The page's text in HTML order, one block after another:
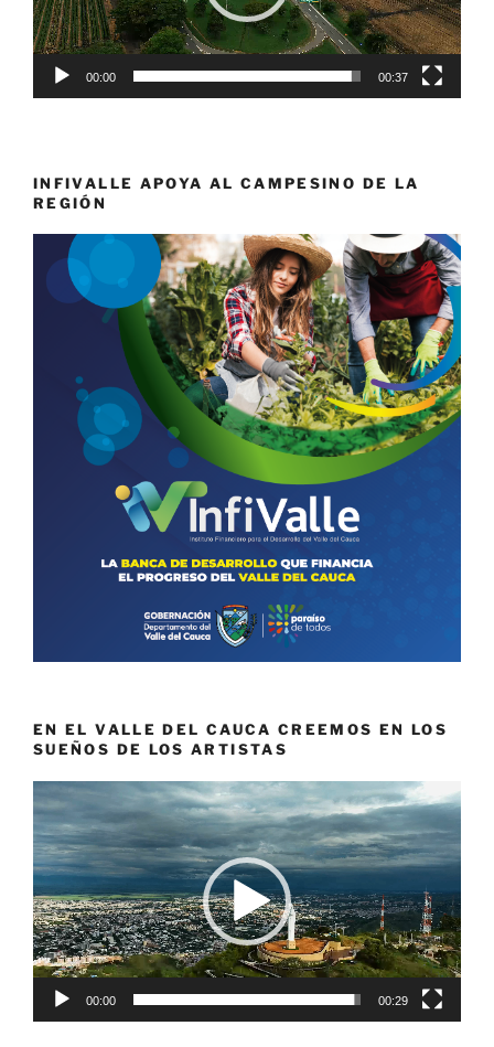
00:00 00:37
INFIVALLE APOYA AL CAMPESINO DE LA
REGIÓN
EN EL VALLE DEL CAUCA CREEMOS EN LOS
SUEÑOS DE LOS ARTISTAS
Reproductor
de
vídeo
00:00 00:29